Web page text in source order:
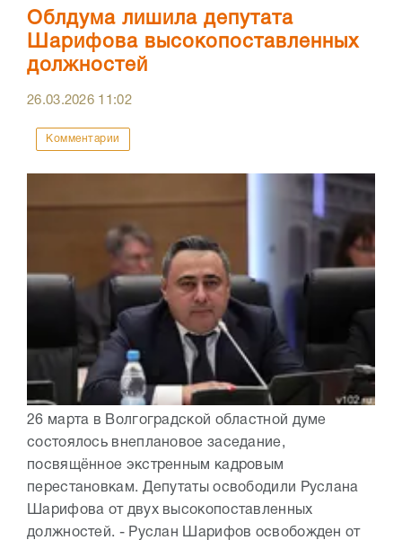
Облдума лишила депутата
Шарифова высокопоставленных
должностей
26.03.2026 11:02
Комментарии
26 марта в Волгоградской областной думе
состоялось внеплановое заседание,
посвящённое экстренным кадровым
перестановкам. Депутаты освободили Руслана
Шарифова от двух высокопоставленных
должностей. - Руслан Шарифов освобожден от